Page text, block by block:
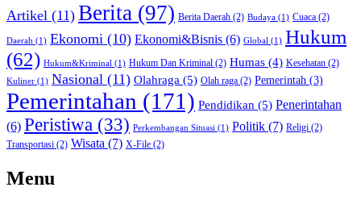
Artikel (11) Berita (97) Berita Daerah (2) Budaya (1) Cuaca (2)
Daerah (1) Ekonomi (10) Ekonomi&Bisnis (6) Global (1) Hukum
(62) Hukum&Kriminal (1) Hukum Dan Kriminal (2) Humas (4) Kesehatan (2)
Kuliner (1) Nasional (11) Olahraga (5) Olah raga (2) Pemerintah (3)
Pemerintahan (171) Pendidikan (5) Penerintahan
(6) Peristiwa (33) Perkembangan Situasi (1) Politik (7) Religi (2)
Transportasi (2) Wisata (7) X-File (2)
Menu